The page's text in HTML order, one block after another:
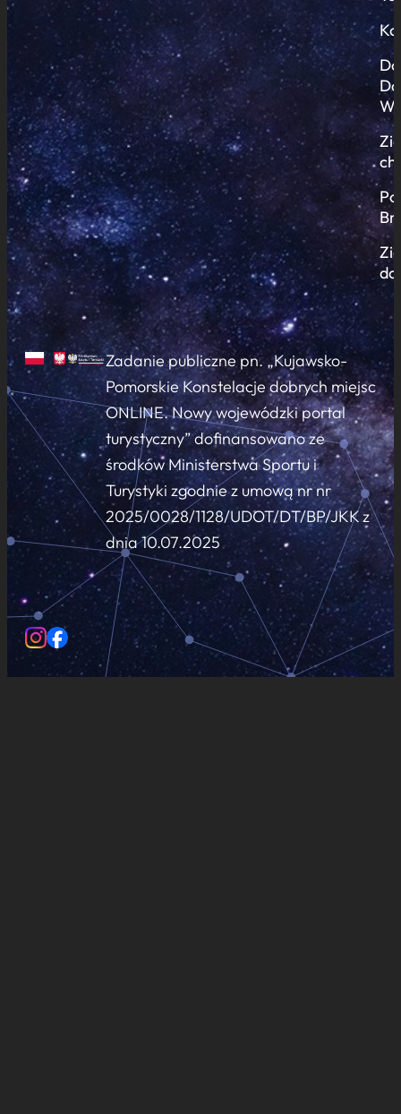
Zadanie publiczne pn. „Kujawsko-
Pomorskie Konstelacje dobrych miejsc
ONLINE. Nowy wojewódzki portal
turystyczny” dofinansowano ze
środków Ministerstwa Sportu i
Turystyki zgodnie z umową nr nr
2025/0028/1128/UDOT/DT/BP/JKK z
dnia 10.07.2025